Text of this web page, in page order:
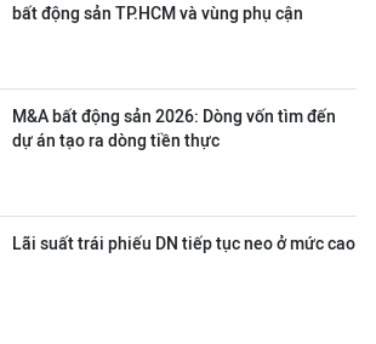
bất động sản TP.HCM và vùng phụ cận
M&A bất động sản 2026: Dòng vốn tìm đến
dự án tạo ra dòng tiền thực
Lãi suất trái phiếu DN tiếp tục neo ở mức cao